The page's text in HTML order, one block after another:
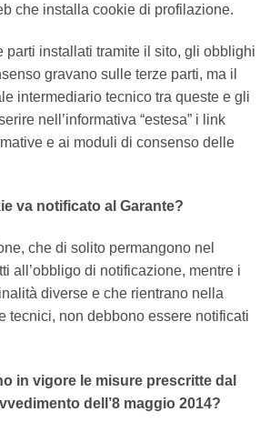
che installa cookie di profilazione.
parti installati tramite il sito, gli obblighi
gravano sulle terze parti, ma il
intermediario tecnico tra queste e gli
nell’informativa “estesa” i link
e ai moduli di consenso delle
va notificato al Garante?
che di solito permangono nel
all’obbligo di notificazione, mentre i
diverse e che rientrano nella
tecnici, non debbono essere notificati
in vigore le misure prescritte dal
dell’8 maggio 2014?